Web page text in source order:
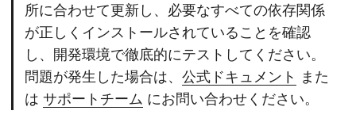
所に合わせて更新し、必要なすべての依存関係
が正しくインストールされていることを確認
し、開発環境で徹底的にテストしてください。
問題が発生した場合は、 公式ドキュメント
また
は サポートチーム にお問い合わせください。